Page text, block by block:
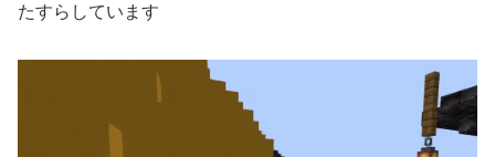
たすらしています